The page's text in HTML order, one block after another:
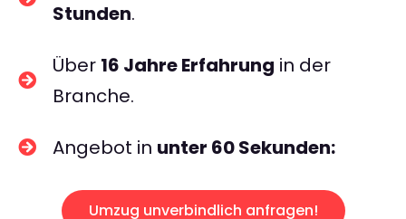
Stunden.
Über 16 Jahre Erfahrung in der
Branche.
Angebot in unter 60 Sekunden:
Umzug unverbindlich anfragen!